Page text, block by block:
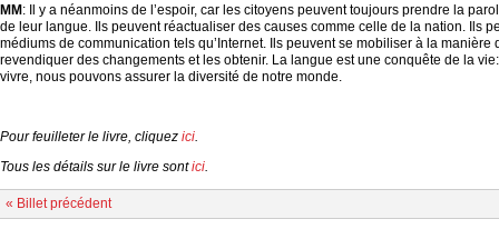
MM : Il y a néanmoins de l’espoir, car les citoyens peuvent toujours prendre la
de leur langue. Ils peuvent réactualiser des causes comme celle de la nation. Ils
médiums de communication tels qu’Internet. Ils peuvent se mobiliser à la
revendiquer des changements et les obtenir. La langue est une conquête de la
vivre, nous pouvons assurer la diversité de notre monde.
Pour feuilleter le livre, cliquez ici.
Tous les détails sur le livre sontici.
« Billet précédent